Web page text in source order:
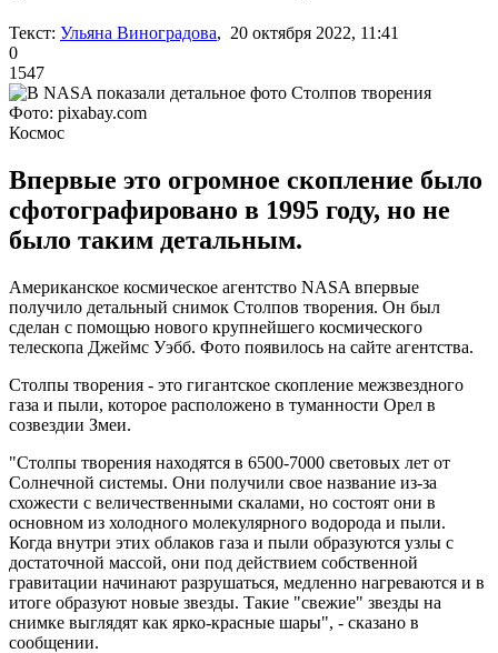
Текст: Ульяна Виноградова, 20 октября 2022, 11:41
0
1547
Фото: pixabay.com
Космос
Впервые это огромное скопление было
сфотографировано в 1995 году, но не
было таким детальным.
Американское космическое агентство NASA впервые
получило детальный снимок Столпов творения. Он был
сделан с помощью нового крупнейшего космического
телескопа Джеймс Уэбб. Фото появилось на сайте агентства.
Столпы творения - это гигантское скопление межзвездного
газа и пыли, которое расположено в туманности Орел в
созвездии Змеи.
"Столпы творения находятся в 6500-7000 световых лет от
Солнечной системы. Они получили свое название из-за
схожести с величественными скалами, но состоят они в
основном из холодного молекулярного водорода и пыли.
Когда внутри этих облаков газа и пыли образуются узлы с
достаточной массой, они под действием собственной
гравитации начинают разрушаться, медленно нагреваются и в
итоге образуют новые звезды. Такие "свежие" звезды на
снимке выглядят как ярко-красные шары", - сказано в
сообщении.